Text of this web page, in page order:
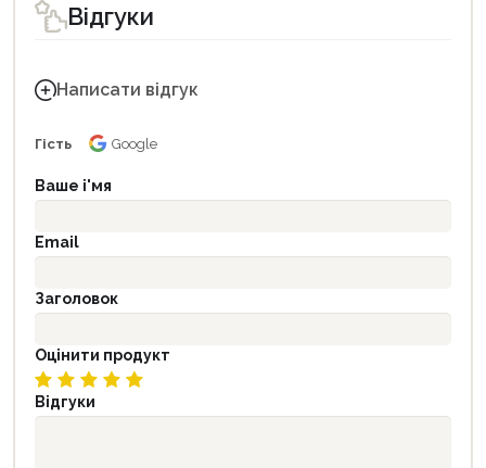
Відгуки
Написати відгук
Гість Google
Ваше і'мя
Email
Заголовок
Оцінити продукт
Відгуки